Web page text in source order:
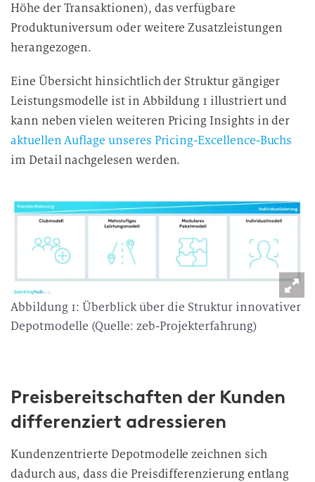
Höhe der Transaktionen), das verfügbare
Produktuniversum oder weitere Zusatzleistungen
herangezogen.
Eine Übersicht hinsichtlich der Struktur gängiger
Leistungsmodelle ist in Abbildung 1 illustriert und
kann neben vielen weiteren Pricing Insights in der
aktuellen Auflage unseres Pricing-Excellence-Buchs
im Detail nachgelesen werden.
Abbildung 1: Überblick über die Struktur innovativer
Depotmodelle (Quelle: zeb-Projekterfahrung)
Preisbereitschaften der Kunden
differenziert adressieren
Kundenzentrierte Depotmodelle zeichnen sich
dadurch aus, dass die Preisdifferenzierung entlang